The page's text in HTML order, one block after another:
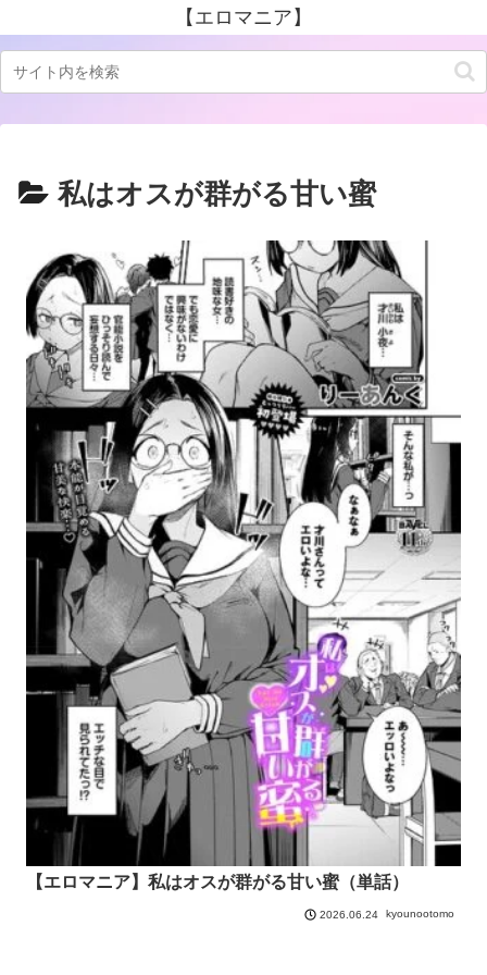
【エロマニア】
私はオスが群がる甘い蜜
【エロマニア】私はオスが群がる甘い蜜（単話）
2026.06.24 kyounootomo